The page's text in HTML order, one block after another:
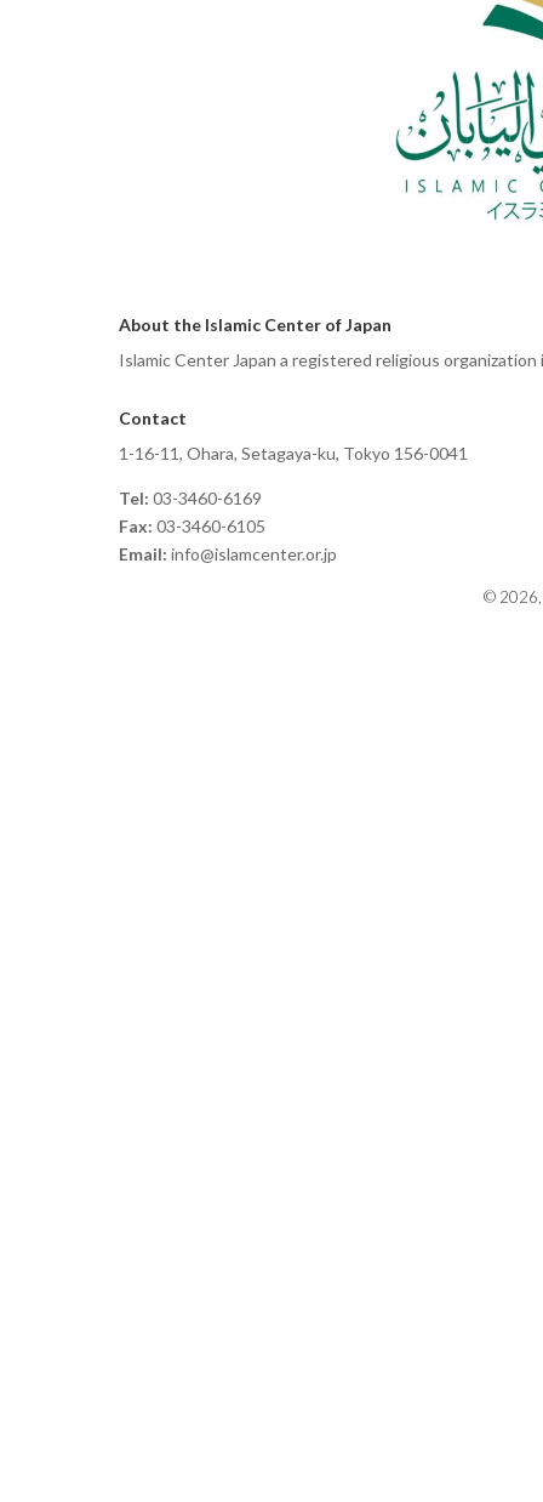
About the Islamic Center of Japan
Islamic Center Japan a registered religious
Contact
1-16-11, Ohara, Setagaya-ku, Tokyo 156-0041
Tel: 03-3460-6169
Fax: 03-3460-6105
Email: info@islamcenter.or.jp
© 2026,